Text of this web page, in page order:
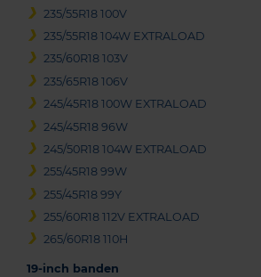
235/55R18 100V
235/55R18 104W EXTRALOAD
235/60R18 103V
235/65R18 106V
245/45R18 100W EXTRALOAD
245/45R18 96W
245/50R18 104W EXTRALOAD
255/45R18 99W
255/45R18 99Y
255/60R18 112V EXTRALOAD
265/60R18 110H
19-inch banden